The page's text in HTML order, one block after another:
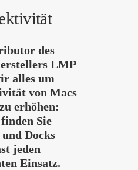
des
LMP
alles um
von Macs
erhöhen:
Sie
Docks
jeden
Einsatz.